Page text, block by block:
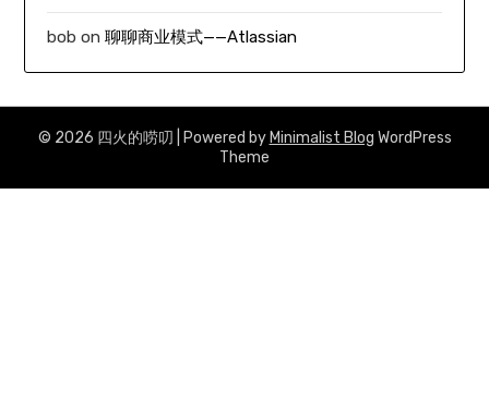
bob on聊聊商业模式——Atlassian
© 2026 四火的唠叨 | Powered by Minimalist Blog WordPress
Theme